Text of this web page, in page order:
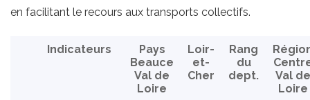
en facilitant le recours aux transports collectifs.
Indicateurs
Pays
Beauce
Val de
Loire
Loir-
et-
Cher
Rang
du
dept.
Val de
Loire